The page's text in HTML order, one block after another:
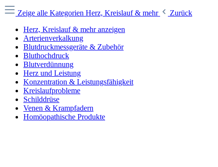
Zeige alle Kategorien Herz, Kreislauf & mehr
Zurück
Herz, Kreislauf & mehr anzeigen
Arterienverkalkung
Blutdruckmessgeräte & Zubehör
Bluthochdruck
Blutverdünnung
Herz und Leistung
Konzentration & Leistungsfähigkeit
Kreislaufprobleme
Schilddrüse
Venen & Krampfadern
Homöopathische Produkte